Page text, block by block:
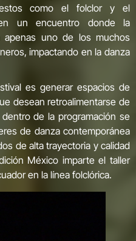
como el folclor y el
un encuentro donde la
apenas uno de los muchos
impactando en la danza
es generar espacios de
desean retroalimentarse de
de la programación se
de danza contemporánea
de alta trayectoria y calidad
México imparte el taller
en la línea folclórica.